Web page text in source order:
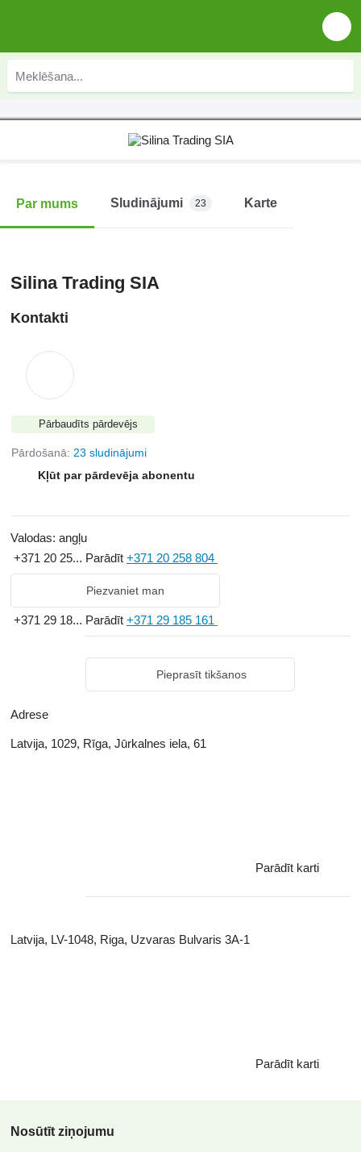
Par mums Sludinājumi 23 Karte
Silina Trading SIA
Kontakti
Pārbaudīts pārdevējs
Pārdošanā: 23 sludinājumi
Kļūt par pārdevēja abonentu
Valodas: angļu
+371 20 25... Parādīt +371 20 258 804
Piezvaniet man
+371 29 18... Parādīt +371 29 185 161
Pieprasīt tikšanos
Adrese
Latvija, 1029, Rīga, Jūrkalnes iela, 61
Parādīt karti
Latvija, LV-1048, Riga, Uzvaras Bulvaris 3A-1
Parādīt karti
Nosūtīt ziņojumu